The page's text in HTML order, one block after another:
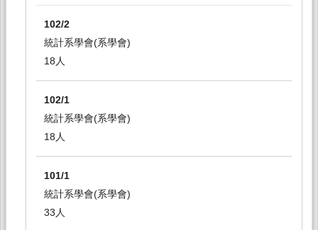
102/2
統計系學會(系學會)
18人
102/1
統計系學會(系學會)
18人
101/1
統計系學會(系學會)
33人